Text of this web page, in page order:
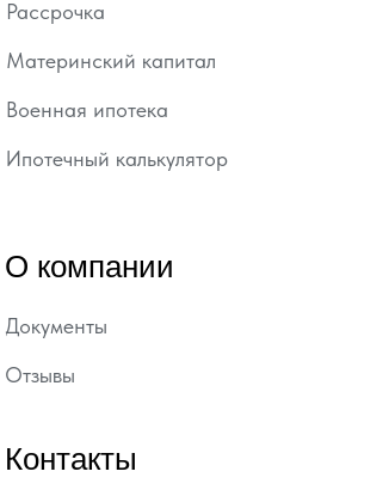
Документы
Отзывы
О компании
Материнский капитал
Военная ипотека
Ипотечный калькулятор
Рассрочка
Контакты